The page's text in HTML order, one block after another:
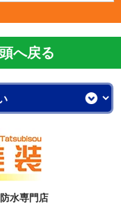
へ戻る
水専門店